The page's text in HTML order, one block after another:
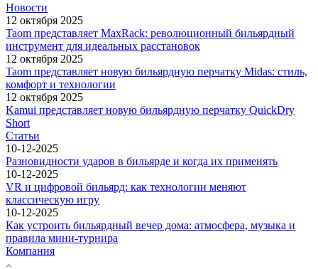
Новости
12 октября 2025
Taom представляет MaxRack: революционный бильярдный
инструмент для идеальных расстановок
12 октября 2025
Taom представляет новую бильярдную перчатку Midas: стиль,
комфорт и технологии
12 октября 2025
Kamui представляет новую бильярдную перчатку QuickDry
Short
Статьи
10-12-2025
Разновидности ударов в бильярде и когда их применять
10-12-2025
VR и цифровой бильярд: как технологии меняют
классическую игру
10-12-2025
Как устроить бильярдный вечер дома: атмосфера, музыка и
правила мини-турнира
Компания